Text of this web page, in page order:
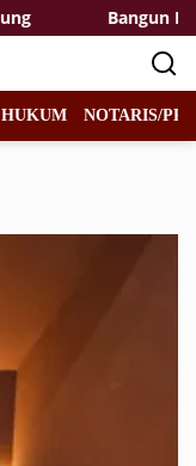
Bangun
HUKUM NOTARIS/